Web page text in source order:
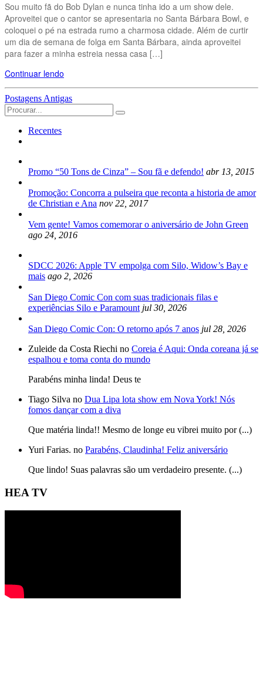
Sou muito fã do Bob Dylan e nunca tinha ido a um show dele.
Aproveitei que o cantor se apresentaria no Santa Bárbara Bowl, e
coloquei o pé na estrada rumo a charmosa cidade. Além de curtir
um dia de semana de folga em Santa Bárbara, ainda aproveitei
para fazer a minha estreia nessa casa […]
Continuar lendo
Navegação
das
Postagens
Postagens Antigas
Search
for:
Recentes
Promo “50 Tons de Cinza” – Sou fã e defendo! abr 13, 2015
Promoção: Concorra a pulseira que reconta a historia de amor
de Christian e Ana nov 22, 2017
Vem gente! Vamos comemorar o aniversário de John Green
ago 24, 2016
SDCC 2026: Apple TV empolga com Silo, Widow’s Bay e
mais ago 2, 2026
San Diego Comic Con com suas tradicionais filas e
experiências Silo e Paramount jul 30, 2026
San Diego Comic Con: O retorno após 7 anos jul 28, 2026
Zuleide da Costa Riechi no Coreia é Aqui: Onda coreana já se
espalhou e toma conta do mundo
Parabéns minha linda! Deus te
Tiago Silva no Dua Lipa lota show em Nova York! Nós
fomos dançar com a diva
Que matéria linda!! Mesmo de longe eu vibrei muito por (...)
Yuri Farias. no Parabéns, Claudinha! Feliz aniversário
Que lindo! Suas palavras são um verdadeiro presente. (...)
HEA TV